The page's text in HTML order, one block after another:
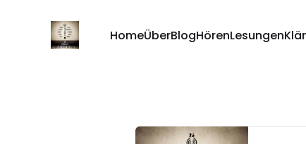
HomeÜberBlogHörenLesungen